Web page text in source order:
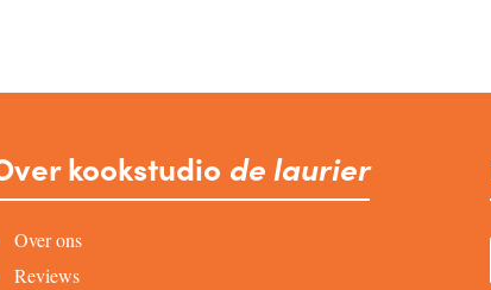
kookstudio de laurier
Over ons
Reviews